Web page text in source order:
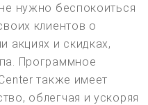
нужно беспокоиться
клиентов о
акциях и скидках,
Программное
также имеет
облегчая и ускоряя